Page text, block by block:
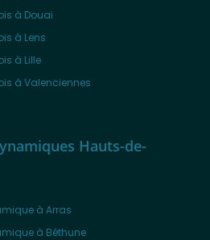
à Douai
à Lens
à Lille
à Valenciennes
Hauts-de-
à Arras
à Béthune